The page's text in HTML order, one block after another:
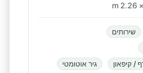
שירותים
/ קיפאון
גיר אוטומטי